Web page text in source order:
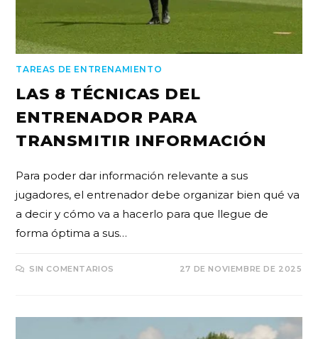
TAREAS DE ENTRENAMIENTO
LAS 8 TÉCNICAS DEL
ENTRENADOR PARA
TRANSMITIR INFORMACIÓN
Para poder dar información relevante a sus
jugadores, el entrenador debe organizar bien qué va
a decir y cómo va a hacerlo para que llegue de
forma óptima a sus…
SIN COMENTARIOS 27 DE NOVIEMBRE DE 2025